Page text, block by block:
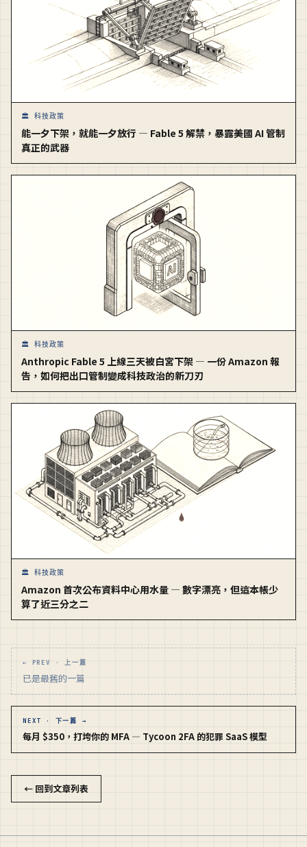
🏛️ 科技政策
能一夕下架，就能一夕放行 — Fable 5 解禁，暴露美國 AI 管制
真正的武器
🏛️ 科技政策
Anthropic Fable 5 上線三天被白宮下架 — 一份 Amazon 報
告，如何把出口管制變成科技政治的新刀刃
🏛️ 科技政策
Amazon 首次公布資料中心用水量 — 數字漂亮，但這本帳少
算了近三分之二
← PREV · 上一篇
已是最舊的一篇
NEXT · 下一篇 →
每月 $350，打垮你的 MFA — Tycoon 2FA 的犯罪 SaaS 模型
← 回到文章列表